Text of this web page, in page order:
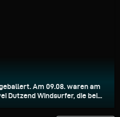
Am 09.08. waren am
Dutzend Windsurfer, die bei...